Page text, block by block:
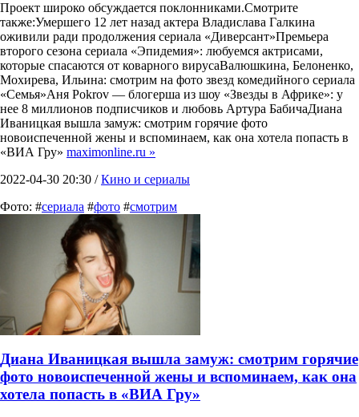
Проект широко обсуждается поклонниками.Смотрите
также:Умершего 12 лет назад актера Владислава Галкина
оживили ради продолжения сериала «Диверсант»Премьера
второго сезона сериала «Эпидемия»: любуемся актрисами,
которые спасаются от коварного вирусаВалюшкина, Белоненко,
Мохирева, Ильина: смотрим на фото звезд комедийного сериала
«Семья»Аня Pokrov — блогерша из шоу «Звезды в Африке»: у
нее 8 миллионов подписчиков и любовь Артура БабичаДиана
Иваницкая вышла замуж: смотрим горячие фото
новоиспеченной жены и вспоминаем, как она хотела попасть в
«ВИА Гру» maximonline.ru »
2022-04-30 20:30 /Кино и сериалы
Фото: #сериала #фото #смотрим
Диана Иваницкая вышла замуж: смотрим горячие
фото новоиспеченной жены и вспоминаем, как она
хотела попасть в «ВИА Гру»